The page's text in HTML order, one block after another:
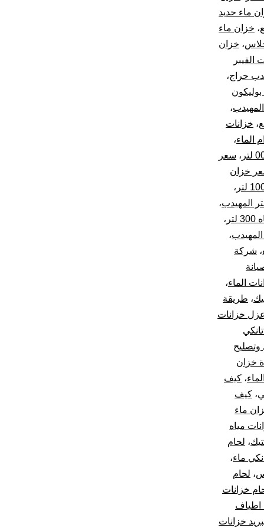
ماء حديد
، خزان ماء
، خزان
الفيبر
حراج،
،
، خزانات
الماء،
، سعر
خزان
،
،
،
،
، شركة
الماء،
، طريقة
عزل خزانات
خزان
، كيف
، كيف
ماء
مياه
، لحام
ماء،
، لحام
خزانات
خزانات